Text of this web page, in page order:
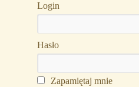
Login
Hasło
Zapamiętaj mnie